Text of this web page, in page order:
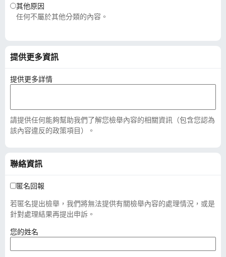
其他原因
任何不屬於其他分類的內容。
提供更多資訊
提供更多詳情
請提供任何能夠幫助我們了解您檢舉內容的相關資訊（包含您認為
該內容違反的政策項目）。
聯絡資訊
匿名回報
若匿名提出檢舉，我們將無法提供有關檢舉內容的處理情況，或是
針對處理結果再提出申訴。
您的姓名
填